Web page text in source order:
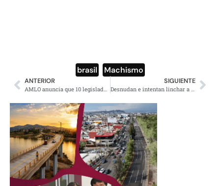
brasil Machismo
ANTERIOR
AMLO anuncia que 10 legisladores del PRD se suman a su proyecto (VIDEO)
SIGUIENTE
Desnudan e intentan linchar a presunto ladrón en Tlaxiaco, Oaxaca (VIDEO)